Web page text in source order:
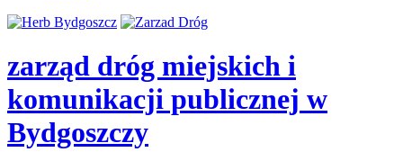
zarząd dróg miejskich i
komunikacji publicznej w
Bydgoszczy